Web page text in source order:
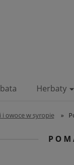
Herbaty
i owoce w syropie »